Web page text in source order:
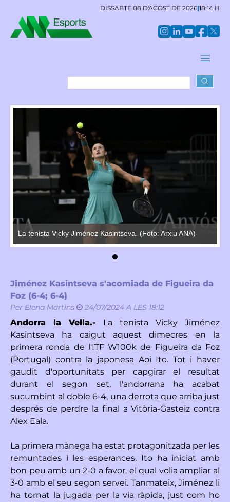
DISSABTE 08 D'AGOST DE 2026|18:14 H
La tenista Vicky Jiménez Kasintseva. (Foto: Arxiu ANA)
Jiménez Kasintseva s'acomiada de Figueira da
Foz (6-4; 6-4)
Per Elena Martins 24/07/2024 A LES 18:12
Andorra la Vella.- La tenista Vicky Jiménez
Kasintseva ha caigut aquest dimecres en la
primera ronda de l'ITF W100k de Figueira da Foz
(Portugal) contra la japonesa Aoi Ito. Tot i haver
gaudit d'oportunitats per capgirar el resultat
durant el segon set, l'andorrana ha acabat
sucumbint al doble 6-4, una derrota que arriba just
després de perdre la final a Vitòria-Gasteiz contra
Alex Eala.
La primera mànega ha estat protagonitzada per les
remuntades i les esperances. Ito ha iniciat amb
bon peu amb un 2-0 a favor, el qual volia ampliar al
3-0 amb el seu segon servei. Tanmateix, Jiménez li
ha tornat la jugada per la via ràpida, just com ho